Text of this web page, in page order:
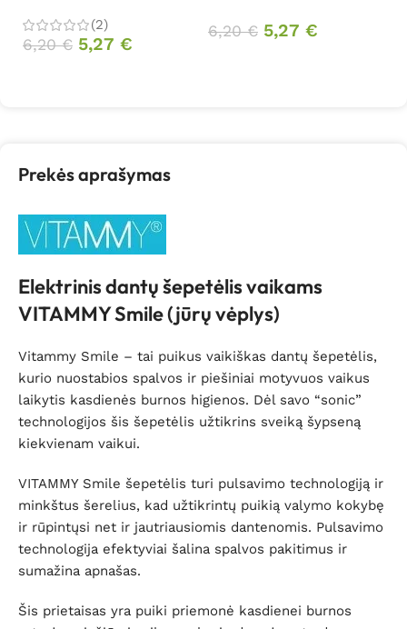
(2)
6,20€ 5,27 €
6,20€ 5,27 €
Prekės aprašymas
Elektrinis dantų šepetėlis vaikams
VITAMMY Smile (jūrų vėplys)
Vitammy Smile – tai puikus vaikiškas dantų šepetėlis,
kurio nuostabios spalvos ir piešiniai motyvuos vaikus
laikytis kasdienės burnos higienos. Dėl savo “sonic”
technologijos šis šepetėlis užtikrins sveiką šypseną
kiekvienam vaikui.
VITAMMY Smile šepetėlis turi pulsavimo technologiją ir
minkštus šerelius, kad užtikrintų puikią valymo kokybę
ir rūpintųsi net ir jautriausiomis dantenomis. Pulsavimo
technologija efektyviai šalina spalvos pakitimus ir
sumažina apnašas.
Šis prietaisas yra puiki priemonė kasdienei burnos